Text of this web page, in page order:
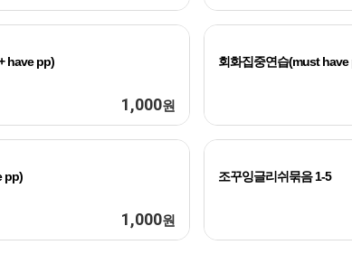
have pp)
1,000원
회화집중연습(must have
pp)
1,000원
조꾸잉글리쉬묶음 1-5